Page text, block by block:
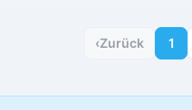
‹Zurück 1